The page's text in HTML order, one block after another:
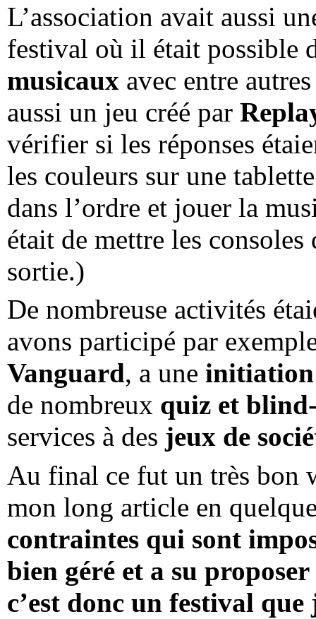
L’association avait aussi
festival où il était possible
musicaux avec entre
aussi un jeu créé par
vérifier si les réponses
les couleurs sur une
dans l’ordre et jouer la
était de mettre les consoles
sortie.)
De nombreuse activités
avons participé par
Vanguard, a une initiation
de nombreux quiz et
services à des jeux de
Au final ce fut un très bon
mon long article en
contraintes qui sont
bien géré et a su
c’est donc un festival